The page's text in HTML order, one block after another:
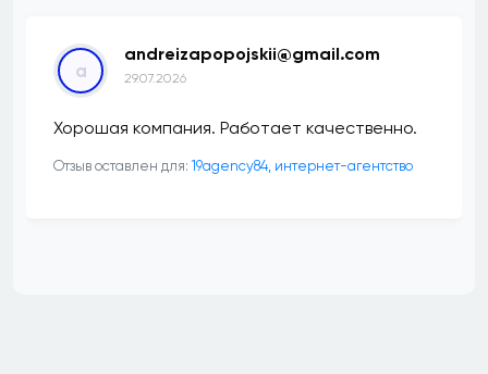
a
andreizapopojskii@gmail.com
29.07.2026
Хорошая компания. Работает качественно.
Отзыв оставлен для: 19agency84, интернет-агентство